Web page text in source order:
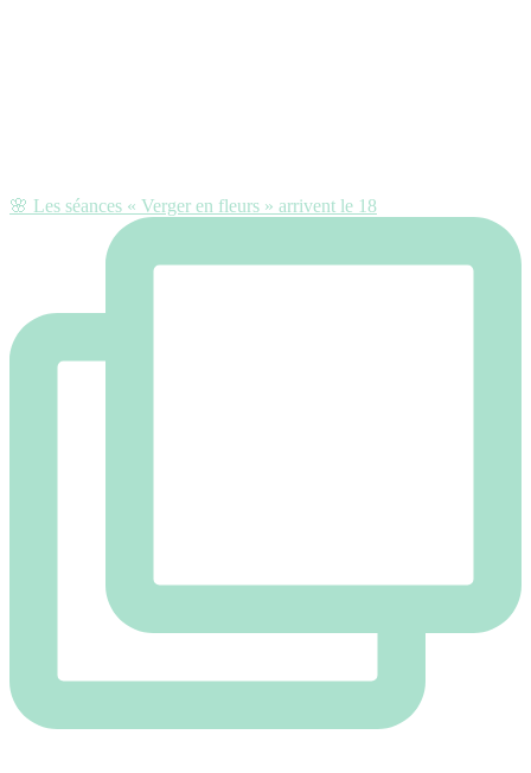
🌸 Les séances « Verger en fleurs » arrivent le 18